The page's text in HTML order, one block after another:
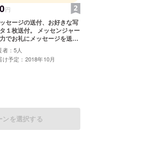
円
セージの送付、お好きな写
付。 メッセンジャー
でお礼にメッセージを送付
きます。 また私の
やFacebookページ上に
きな写真を１枚データお送
者：5人
け予定：2018年10月
ンを選択する